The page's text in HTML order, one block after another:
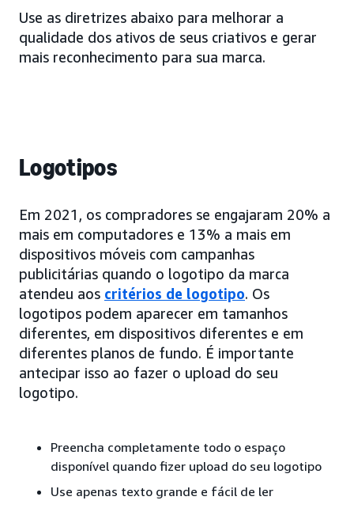
Use as diretrizes abaixo para melhorar a
qualidade dos ativos de seus criativos e gerar
mais reconhecimento para sua marca.
Logotipos
Em 2021, os compradores se engajaram 20% a
mais em computadores e 13% a mais em
dispositivos móveis com campanhas
publicitárias quando o logotipo da marca
atendeu aos critérios de logotipo. Os
logotipos podem aparecer em tamanhos
diferentes, em dispositivos diferentes e em
diferentes planos de fundo. É importante
antecipar isso ao fazer o upload do seu
logotipo.
Preencha completamente todo o espaço
disponível quando fizer upload do seu logotipo
Use apenas texto grande e fácil de ler